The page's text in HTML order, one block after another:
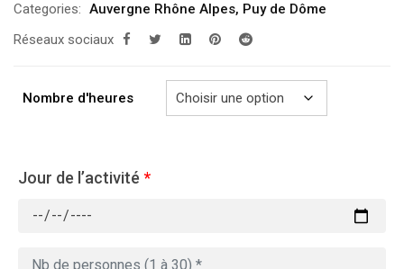
prix :
279.00€
729.00€
Categories: Auvergne Rhône Alpes, Puy de Dôme
Réseaux sociaux
Nombre d'heures
Jour de l’activité *